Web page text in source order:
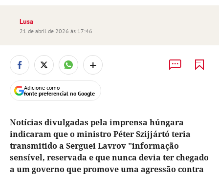
Lusa
21 de abril de 2026 às 17:46
+
Adicione como
fonte preferencial no Google
Notícias divulgadas pela imprensa húngara
indicaram que o ministro Péter Szijjártó teria
transmitido a Serguei Lavrov "informação
sensível, reservada e que nunca devia ter chegado
a um governo que promove uma agressão contra